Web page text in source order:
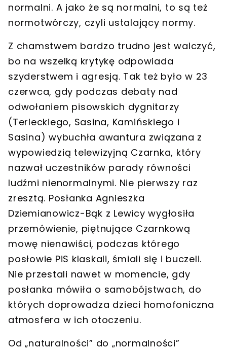
normalni. A jako że są normalni, to są też
normotwórczy, czyli ustalający normy.
Z chamstwem bardzo trudno jest walczyć,
bo na wszelką krytykę odpowiada
szyderstwem i agresją. Tak też było w 23
czerwca, gdy podczas debaty nad
odwołaniem pisowskich dygnitarzy
(Terleckiego, Sasina, Kamińskiego i
Sasina) wybuchła awantura związana z
wypowiedzią telewizyjną Czarnka, który
nazwał uczestników parady równości
ludźmi nienormalnymi. Nie pierwszy raz
zresztą. Posłanka Agnieszka
Dziemianowicz-Bąk z Lewicy wygłosiła
przemówienie, piętnujące Czarnkową
mowę nienawiści, podczas którego
posłowie PiS klaskali, śmiali się i buczeli.
Nie przestali nawet w momencie, gdy
posłanka mówiła o samobójstwach, do
których doprowadza dzieci homofoniczna
atmosfera w ich otoczeniu.
Od „naturalności” do „normalności”